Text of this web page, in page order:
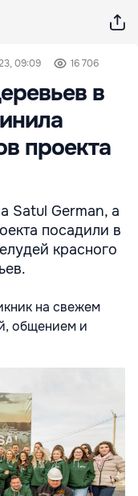
09:09 16 706
в
проекта
Satul German, а
посадили в
красного
на свежем
общением и